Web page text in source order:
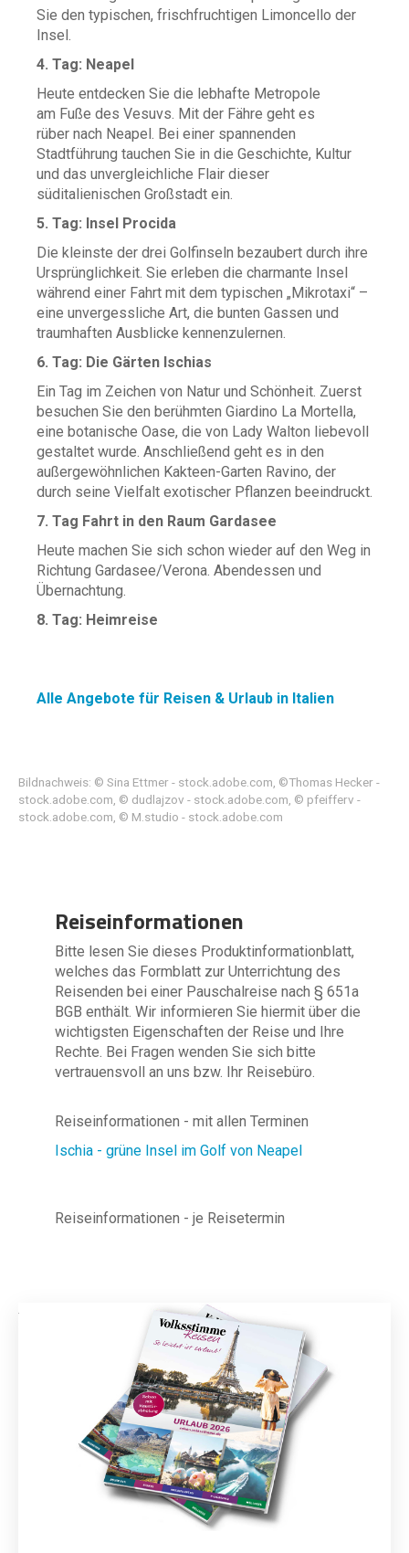
Sie den typischen, frischfruchtigen Limoncello der
Insel.
4. Tag: Neapel
Heute entdecken Sie die lebhafte Metropole
am Fuße des Vesuvs. Mit der Fähre geht es
rüber nach Neapel. Bei einer spannenden
Stadtführung tauchen Sie in die Geschichte, Kultur
und das unvergleichliche Flair dieser
süditalienischen Großstadt ein.
5. Tag: Insel Procida
Die kleinste der drei Golfinseln bezaubert durch ihre
Ursprünglichkeit. Sie erleben die charmante Insel
während einer Fahrt mit dem typischen „Mikrotaxi“ –
eine unvergessliche Art, die bunten Gassen und
traumhaften Ausblicke kennenzulernen.
6. Tag: Die Gärten Ischias
Ein Tag im Zeichen von Natur und Schönheit. Zuerst
besuchen Sie den berühmten Giardino La Mortella,
eine botanische Oase, die von Lady Walton liebevoll
gestaltet wurde. Anschließend geht es in den
außergewöhnlichen Kakteen-Garten Ravino, der
durch seine Vielfalt exotischer Pflanzen beeindruckt.
7. Tag Fahrt in den Raum Gardasee
Heute machen Sie sich schon wieder auf den Weg in
Richtung Gardasee/Verona. Abendessen und
Übernachtung.
8. Tag: Heimreise
Alle Angebote für Reisen & Urlaub in Italien
Bildnachweis: © Sina Ettmer - stock.adobe.com, ©Thomas Hecker -
stock.adobe.com, © dudlajzov - stock.adobe.com, © pfeifferv -
stock.adobe.com, © M.studio - stock.adobe.com
Reiseinformationen
Bitte lesen Sie dieses Produktinformationblatt,
welches das Formblatt zur Unterrichtung des
Reisenden bei einer Pauschalreise nach § 651a
BGB enthält. Wir informieren Sie hiermit über die
wichtigsten Eigenschaften der Reise und Ihre
Rechte. Bei Fragen wenden Sie sich bitte
vertrauensvoll an uns bzw. Ihr Reisebüro.
Reiseinformationen - mit allen Terminen
Ischia - grüne Insel im Golf von Neapel
Reiseinformationen - je Reisetermin